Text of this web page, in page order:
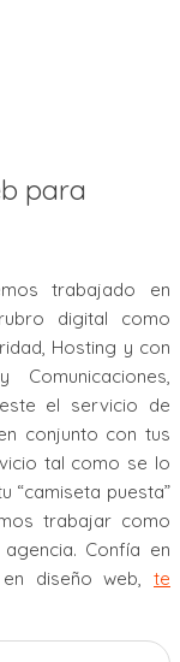
para
trabajado en
digital como
Hosting y con
el servicio de
conjunto con tus
tal como se lo
“camiseta puesta”
trabajar como
Confía en
diseño web, te